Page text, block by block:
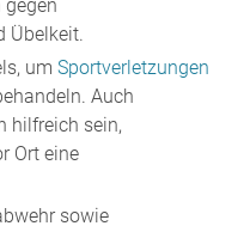
Übelkeit.
um Sportverletzungen
Auch
hilfreich sein,
Ort eine
sowie